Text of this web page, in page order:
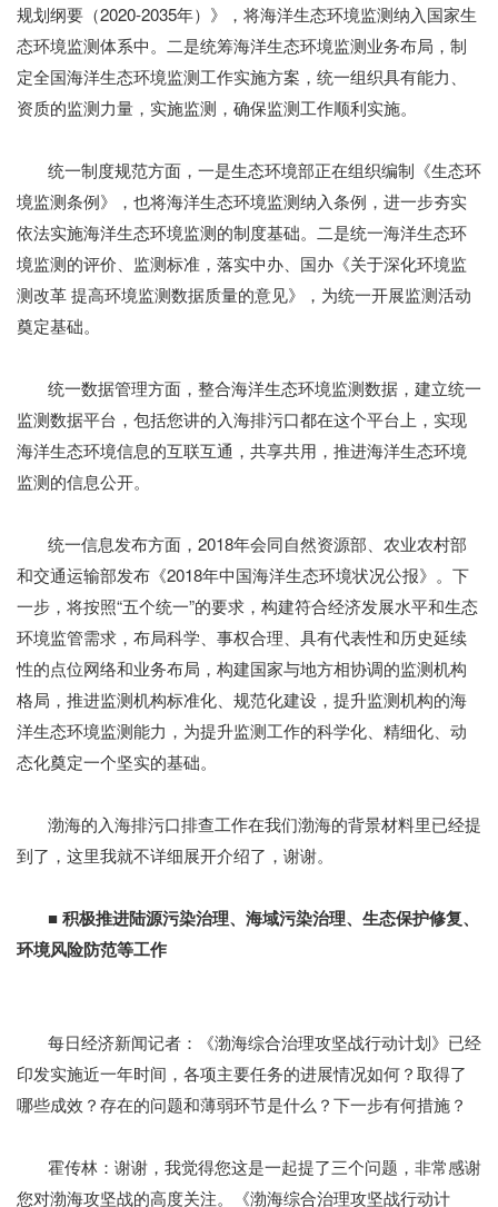
规划纲要（2020-2035年）》，将海洋生态环境监测纳入国家生
态环境监测体系中。二是统筹海洋生态环境监测业务布局，制
定全国海洋生态环境监测工作实施方案，统一组织具有能力、
资质的监测力量，实施监测，确保监测工作顺利实施。
统一制度规范方面，一是生态环境部正在组织编制《生态环
境监测条例》，也将海洋生态环境监测纳入条例，进一步夯实
依法实施海洋生态环境监测的制度基础。二是统一海洋生态环
境监测的评价、监测标准，落实中办、国办《关于深化环境监
测改革 提高环境监测数据质量的意见》，为统一开展监测活动
奠定基础。
统一数据管理方面，整合海洋生态环境监测数据，建立统一
监测数据平台，包括您讲的入海排污口都在这个平台上，实现
海洋生态环境信息的互联互通，共享共用，推进海洋生态环境
监测的信息公开。
统一信息发布方面，2018年会同自然资源部、农业农村部
和交通运输部发布《2018年中国海洋生态环境状况公报》。下
一步，将按照“五个统一”的要求，构建符合经济发展水平和生态
环境监管需求，布局科学、事权合理、具有代表性和历史延续
性的点位网络和业务布局，构建国家与地方相协调的监测机构
格局，推进监测机构标准化、规范化建设，提升监测机构的海
洋生态环境监测能力，为提升监测工作的科学化、精细化、动
态化奠定一个坚实的基础。
渤海的入海排污口排查工作在我们渤海的背景材料里已经提
到了，这里我就不详细展开介绍了，谢谢。
■ 积极推进陆源污染治理、海域污染治理、生态保护修复、
环境风险防范等工作
每日经济新闻记者：《渤海综合治理攻坚战行动计划》已经
印发实施近一年时间，各项主要任务的进展情况如何？取得了
哪些成效？存在的问题和薄弱环节是什么？下一步有何措施？
霍传林：谢谢，我觉得您这是一起提了三个问题，非常感谢
您对渤海攻坚战的高度关注。《渤海综合治理攻坚战行动计